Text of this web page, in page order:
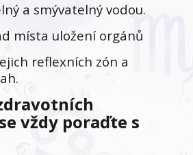
a smývatelný vodou.
místa uložení orgánů
reflexních zón a
vždy poraďte s